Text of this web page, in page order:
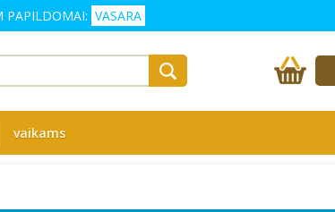
PAPILDOMAI: VASARA
vaikams